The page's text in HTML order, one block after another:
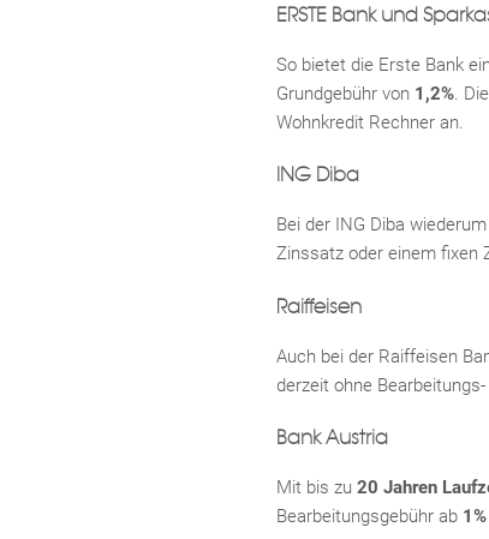
ERSTE Bank und
So bietet die Erste Bank
Grundgebühr von 1,2%.
Wohnkredit Rechner an.
ING Diba
Bei der ING Diba
Zinssatz oder einem fixen
Raiffeisen
Auch bei der Raiffeisen
derzeit ohne Bearbeitungs-
Bank Austria
Mit bis zu 20 Jahren
Bearbeitungsgebühr ab 1%